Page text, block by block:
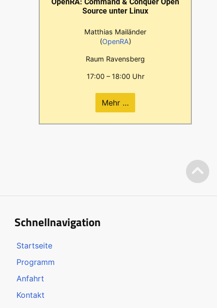
Source unter Linux
Matthias Mailänder
(OpenRA)
Raum Ravensberg
17:00 – 18:00 Uhr
Mehr …
Schnellnavigation
Startseite
Programm
Anfahrt
Kontakt